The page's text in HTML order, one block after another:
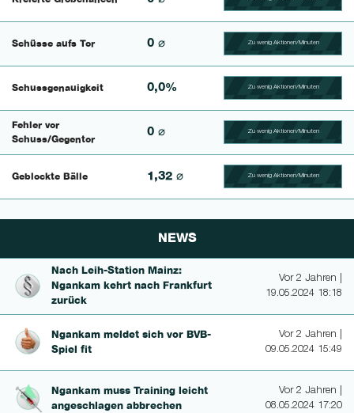
Schüsse aufs Tor 0 ⌀ Zu wenig Aktionen/Minuten
Schussgenauigkeit 0,0% Zu wenig Aktionen/Minuten
Fehler vor
Schuss/Gegentor
0 ⌀ Zu wenig Aktionen/Minuten
Geblockte Bälle 1,32 ⌀ Zu wenig Aktionen/Minuten
NEWS
Nach Leih-Station Mainz:
Ngankam kehrt nach Frankfurt
zurück
Vor 2 Jahren |
19.05.2024 18:18
Ngankam meldet sich vor BVB-
Spiel fit
Vor 2 Jahren |
09.05.2024 15:49
Ngankam muss Training leicht
angeschlagen abbrechen
Vor 2 Jahren |
08.05.2024 17:20